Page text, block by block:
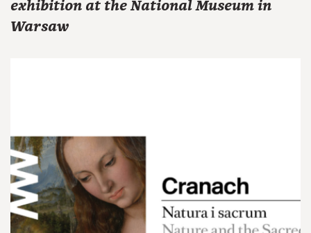
exhibition at the National Museum in
Warsaw